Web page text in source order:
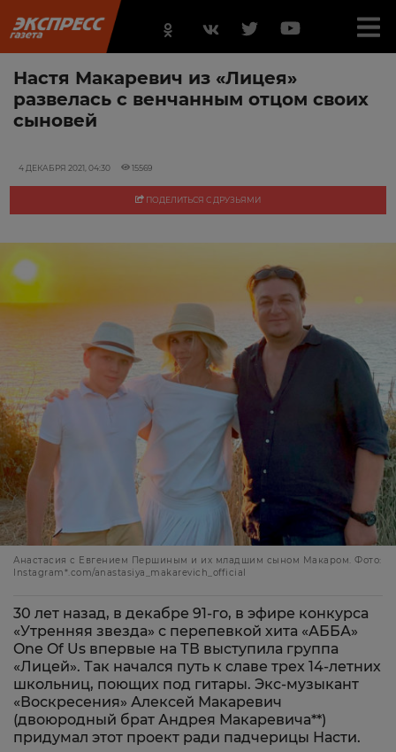
Настя Макаревич из «Лицея»
развелась с венчанным отцом своих
сыновей
4 ДЕКАБРЯ 2021, 04:30 15569
ПОДЕЛИТЬСЯ С ДРУЗЬЯМИ
Анастасия с Евгением Першиным и их младшим сыном Макаром. Фото:
Instagram*.com/anastasiya_makarevich_official
30 лет назад, в декабре 91-го, в эфире конкурса
«Утренняя звезда» с перепевкой хита «АББА»
One Of Us впервые на ТВ выступила группа
«Лицей». Так начался путь к славе трех 14-летних
школьниц, поющих под гитары. Экс-музыкант
«Воскресения» Алексей Макаревич
(двоюродный брат Андрея Макаревича**)
придумал этот проект ради падчерицы Насти.